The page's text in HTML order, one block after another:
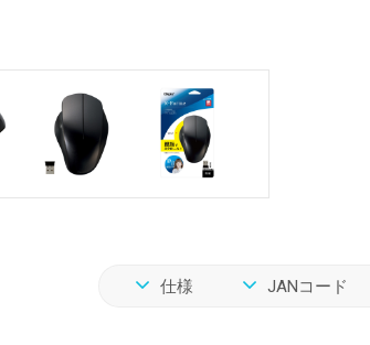
仕様 JANコード